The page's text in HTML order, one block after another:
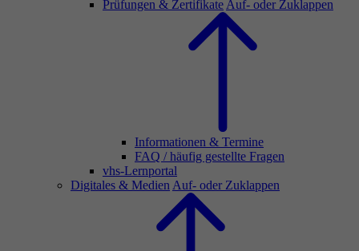
Prüfungen & Zertifikate Auf- oder Zuklappen
Informationen & Termine
FAQ / häufig gestellte Fragen
vhs-Lernportal
Digitales & Medien Auf- oder Zuklappen